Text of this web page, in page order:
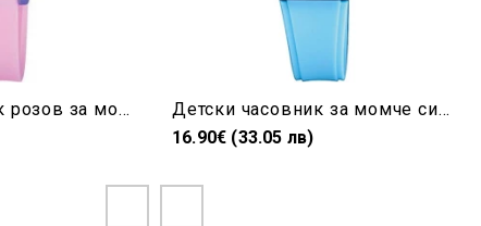
Детски часовник розов за момиче гъбка Q&Q- VQ13J009Y
Детски часовник за момче син с цифри Q&Q- VR75J003Y
16.90€ (33.05 лв)